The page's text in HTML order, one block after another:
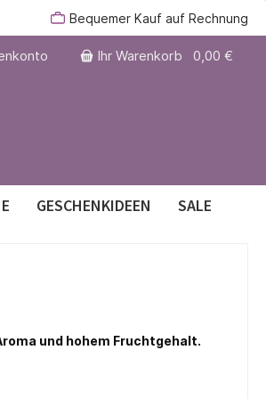
Bequemer Kauf auf Rechnung
Ihr Warenkorb 0,00 €
GESCHENKIDEEN SALE
und hohem Fruchtgehalt.